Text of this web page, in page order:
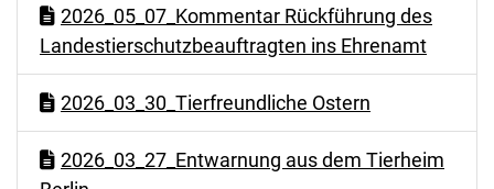
2026_05_07_Kommentar Rückführung des
Landestierschutzbeauftragten ins Ehrenamt
2026_03_30_Tierfreundliche Ostern
2026_03_27_Entwarnung aus dem Tierheim